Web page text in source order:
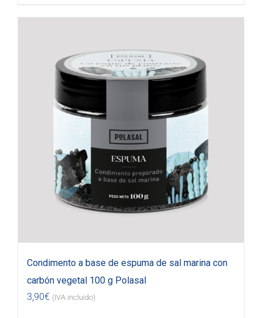
Condimento a base de espuma de sal marina con
carbón vegetal 100 g Polasal
3,90€ (IVA incluido)